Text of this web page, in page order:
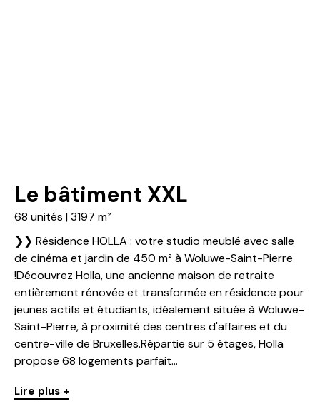
Le bâtiment XXL
68 unités | 3197 m²
❯❯ Résidence HOLLA : votre studio meublé avec salle
de cinéma et jardin de 450 m² à Woluwe-Saint-Pierre
!Découvrez Holla, une ancienne maison de retraite
entièrement rénovée et transformée en résidence pour
jeunes actifs et étudiants, idéalement située à Woluwe-
Saint-Pierre, à proximité des centres d'affaires et du
centre-ville de Bruxelles.Répartie sur 5 étages, Holla
propose 68 logements parfait...
Lire plus +